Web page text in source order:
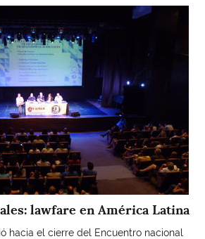
lawfare en América Latina
hacia el cierre del Encuentro nacional